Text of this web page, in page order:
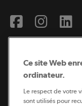
Ce site Web
ordinateur.
Le respect de votre
sont utilisés pour